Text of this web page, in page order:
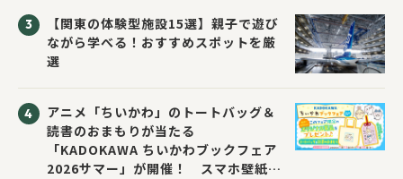
【関東の体験型施設15選】親子で遊び
ながら学べる！おすすめスポットを厳
選
アニメ「ちいかわ」のトートバッグ＆
読書のおまもりが当たる
「KADOKAWA ちいかわブックフェア
2026サマー」が開催！ スマホ壁紙は